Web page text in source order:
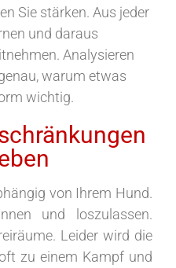
Sie stärken. Aus jeder
und daraus
Analysieren
warum etwas
wichtig.
von Ihrem Hund.
und loszulassen.
Leider wird die
zu einem Kampf und